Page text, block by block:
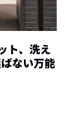
ト、洗え
ない万能